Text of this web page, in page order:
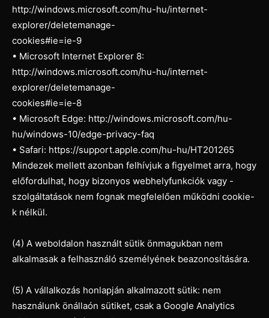
http://windows.microsoft.com/hu-hu/internet-
explorer/deletemanage-
cookies#ie=ie-9
• Microsoft Internet Explorer 8:
http://windows.microsoft.com/hu-hu/internet-
explorer/deletemanage-
cookies#ie=ie-8
• Microsoft Edge: http://windows.microsoft.com/hu-
hu/windows-10/edge-privacy-faq
• Safari: https://support.apple.com/hu-hu/HT201265
Mindezek mellett azonban felhívjuk a figyelmet arra, hogy
előfordulhat, hogy bizonyos webhelyfunkciók vagy -
szolgáltatások nem fognak megfelelően működni cookie-
k nélkül.
(4) A weboldalon használt sütik önmagukban nem
alkalmasak a felhasználó személyének beazonosítására.
(5) A vállalkozás honlapján alkalmazott sütik: nem
használunk önállaón sütiket, csak a Google Analytics